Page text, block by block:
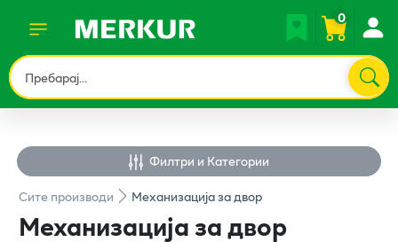
0
Филтри и Категории
Ситепроизводи Механизација за двор
Механизација за двор